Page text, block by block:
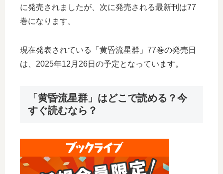
に発売されましたが、次に発売される最新刊は77
巻になります。
現在発表されている「黄昏流星群」77巻の発売日
は、2025年12月26日の予定となっています。
「黄昏流星群」はどこで読める？今
すぐ読むなら？